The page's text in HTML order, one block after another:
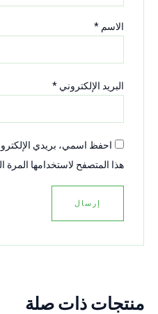
الاسم*
البريد الإلكتروني*
احفظ اسمي، بريدي
هذا المتصفح لاستخدامها المرة
منتجات ذات صلة